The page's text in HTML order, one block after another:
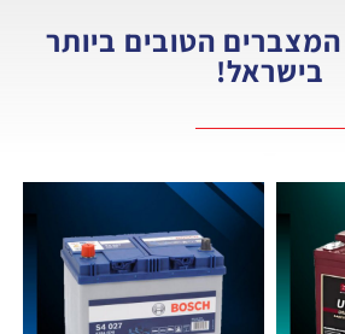
המצברים הטובים ביותר
בישראל!​